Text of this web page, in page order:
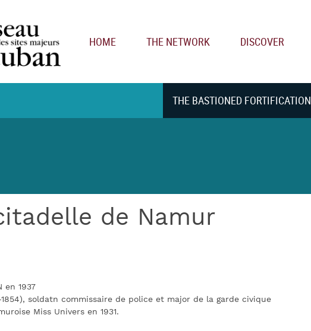
HOME THE NETWORK DISCOVER
THE BASTIONED FORTIFICATION
de Namur
en 1937
1854), soldatn commissaire de police et major de la garde civique
Miss Univers en 1931.